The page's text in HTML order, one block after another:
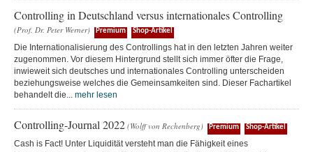
Controlling in Deutschland versus internationales Controlling
(Prof. Dr. Peter Werner) Premium Shop-Artikel
Die Internationalisierung des Controllings hat in den letzten Jahren weiter
zugenommen. Vor diesem Hintergrund stellt sich immer öfter die Frage,
inwieweit sich deutsches und internationales Controlling unterscheiden
beziehungsweise welches die Gemeinsamkeiten sind. Dieser Fachartikel
behandelt die... mehr lesen
Controlling-Journal 2022 (Wolff von Rechenberg) Premium Shop-Artikel
Cash is Fact! Unter Liquidität versteht man die Fähigkeit eines